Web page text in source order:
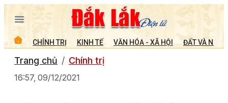
CHÍNH TRỊ KINH TẾ VĂN HÓA - XÃ HỘI ĐẤT VÀ
Trang chủ Chính trị
16:57, 09/12/2021